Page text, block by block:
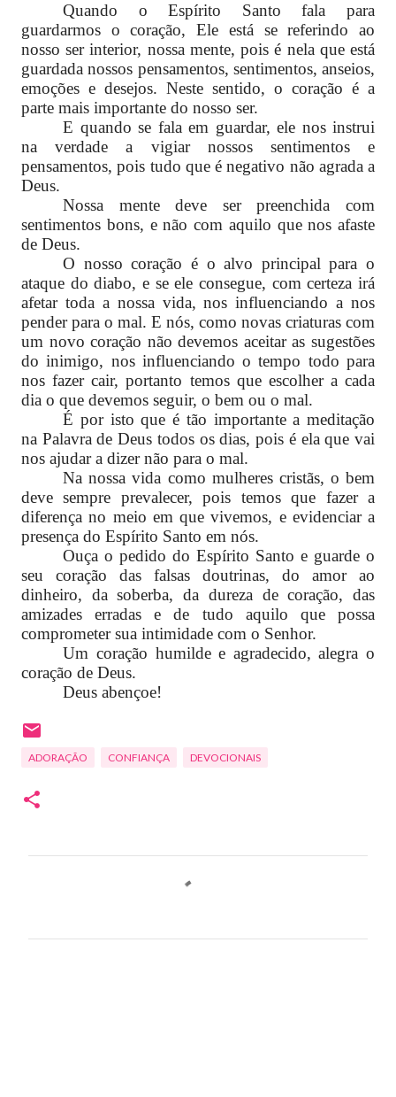
Quando o Espírito Santo fala para
guardarmos o coração, Ele está se referindo ao
nosso ser interior, nossa mente, pois é nela que está
guardada nossos pensamentos, sentimentos, anseios,
emoções e desejos. Neste sentido, o coração é a
parte mais importante do nosso ser.
E quando se fala em guardar, ele nos instrui
na verdade a vigiar nossos sentimentos e
pensamentos, pois tudo que é negativo não agrada a
Deus.
Nossa mente deve ser preenchida com
sentimentos bons, e não com aquilo que nos afaste
de Deus.
O nosso coração é o alvo principal para o
ataque do diabo, e se ele consegue, com certeza irá
afetar toda a nossa vida, nos influenciando a nos
pender para o mal. E nós, como novas criaturas com
um novo coração não devemos aceitar as sugestões
do inimigo, nos influenciando o tempo todo para
nos fazer cair, portanto temos que escolher a cada
dia o que devemos seguir, o bem ou o mal.
É por isto que é tão importante a meditação
na Palavra de Deus todos os dias, pois é ela que vai
nos ajudar a dizer não para o mal.
Na nossa vida como mulheres cristãs, o bem
deve sempre prevalecer, pois temos que fazer a
diferença no meio em que vivemos, e evidenciar a
presença do Espírito Santo em nós.
Ouça o pedido do Espírito Santo e guarde o
seu coração das falsas doutrinas, do amor ao
dinheiro, da soberba, da dureza de coração, das
amizades erradas e de tudo aquilo que possa
comprometer sua intimidade com o Senhor.
Um coração humilde e agradecido, alegra o
coração de Deus.
Deus abençoe!
ADORAÇÃO CONFIANÇA DEVOCIONAIS